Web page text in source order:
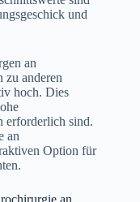
und
an
anderen
hoch. Dies
erforderlich sind.
an
Option für
an